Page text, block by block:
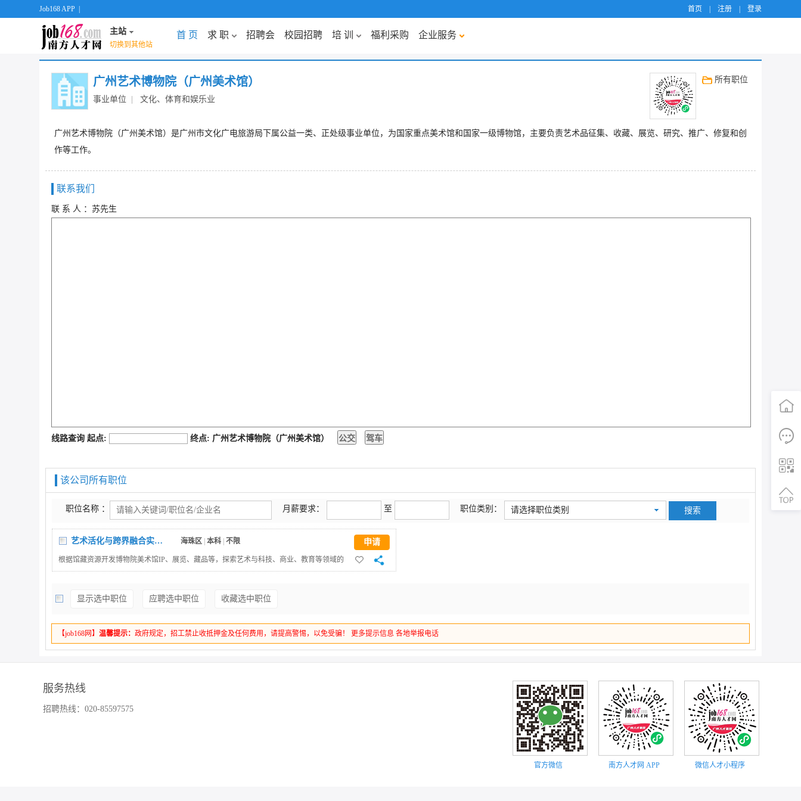
Job168 APP 首页 注册 登录
主站
切换到其他站
首 页 求 职 招聘会 校园招聘 培 训 福利采购 企业服务
广州艺术博物院（广州美术馆）
事业单位 文化、体育和娱乐业
所有职位
广州艺术博物院（广州美术馆）是广州市文化广电旅游局下属公益一类、正处级事业单位，为国家重点美术馆和国家一级博物馆，主要负责艺术品征集、收藏、展览、研究、推广、修复和创
作等工作。
联系我们
联 系 人 ：苏先生
线路查询 起点: 终点: 广州艺术博物院（广州美术馆）
该公司所有职位
职位名称 ： 月薪要求： 至 职位类别： 请选择职位类别
艺术活化与跨界融合实践岗 海珠区 本科 不限
根据馆藏资源开发博物院美术馆IP、展览、藏品等，探索艺术与科技、商业、教育等领域的
跨界融合；组建多元化团队，推动创意转化为实际项目并面向市场或多渠道平台展示。
申请
显示选中职位 应聘选中职位 收藏选中职位
【job168网】 温馨提示： 政府规定，招工禁止收抵押金及任何费用，请提高警惕，以免受骗！ 更多提示信息 各地举报电话
服务热线
招聘热线：020-85597575
微信人才小程序
南方人才网 APP
官方微信
二维码